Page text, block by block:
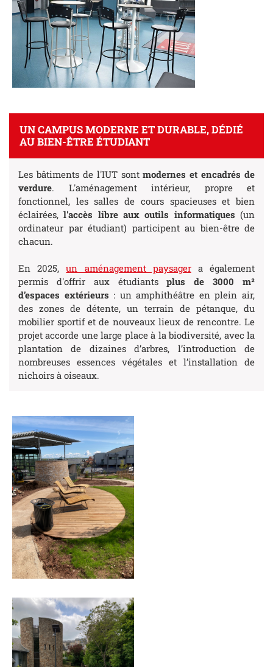
UN CAMPUS MODERNE ET DURABLE, DÉDIÉ
AU BIEN-ÊTRE ÉTUDIANT
Les bâtiments de l'IUT sontmodernes et encadrés de
verdure. L'aménagement intérieur, propre et
fonctionnel, les salles de cours spacieuses et bien
éclairées,l'accès libre aux outils informatiques (un
ordinateur par étudiant) participent au bien-être de
chacun.
En 2025,un aménagement paysagera également
permis d'offrir aux étudiantsplus de 3000 m²
d’espaces extérieurs : un amphithéâtre en plein air,
des zones de détente, un terrain de pétanque, du
mobilier sportif et de nouveaux lieux de rencontre. Le
projet accorde une large place à la biodiversité, avec la
plantation de dizaines d’arbres, l’introduction de
nombreuses essences végétales et l’installation de
nichoirs à oiseaux.